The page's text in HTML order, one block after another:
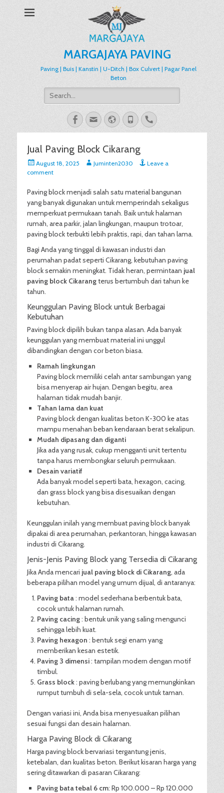
MARGAJAYA PAVING
Paving | Buis | Kanstin | U-Ditch | Box Culvert | Pagar Panel
Beton
Search
for:
Facebook
EmailWebsite
PhoneHandset
Jual Paving Block Cikarang
Posted
on
August 18, 2025 AuthorJuminten2030
Leave a
comment
Paving block menjadi salah satu material bangunan
yang banyak digunakan untuk memperindah sekaligus
memperkuat permukaan tanah. Baik untuk halaman
rumah, area parkir, jalan lingkungan, maupun trotoar,
paving block terbukti lebih praktis, rapi, dan tahan lama.
Bagi Anda yang tinggal di kawasan industri dan
perumahan padat seperti Cikarang, kebutuhan paving
block semakin meningkat. Tidak heran, permintaan jual
paving block Cikarangterus bertumbuh dari tahun ke
tahun.
Keunggulan Paving Block untuk Berbagai
Kebutuhan
Paving block dipilih bukan tanpa alasan. Ada banyak
keunggulan yang membuat material ini unggul
dibandingkan dengan cor beton biasa.
Ramah lingkungan
Paving block memiliki celah antar sambungan yang
bisa menyerap air hujan. Dengan begitu, area
halaman tidak mudah banjir.
Tahan lama dan kuat
Paving block dengan kualitas beton K-300 ke atas
mampu menahan beban kendaraan berat sekalipun.
Mudah dipasang dan diganti
Jika ada yang rusak, cukup mengganti unit tertentu
tanpa harus membongkar seluruh permukaan.
Desain variatif
Ada banyak model seperti bata, hexagon, cacing,
dan grass block yang bisa disesuaikan dengan
kebutuhan.
Keunggulan inilah yang membuat paving block banyak
dipakai di area perumahan, perkantoran, hingga kawasan
industri di Cikarang.
Jenis-Jenis Paving Block yang Tersedia di Cikarang
Jika Anda mencari jual paving block di Cikarang, ada
beberapa pilihan model yang umum dijual, di antaranya:
Paving bata: model sederhana berbentuk bata,
cocok untuk halaman rumah.
Paving cacing: bentuk unik yang saling mengunci
sehingga lebih kuat.
Paving hexagon : bentuk segi enam yang
memberikan kesan estetik.
Paving 3 dimensi: tampilan modern dengan motif
timbul.
Grass block: paving berlubang yang memungkinkan
rumput tumbuh di sela-sela, cocok untuk taman.
Dengan variasi ini, Anda bisa menyesuaikan pilihan
sesuai fungsi dan desain halaman.
Harga Paving Block di Cikarang
Harga paving block bervariasi tergantung jenis,
ketebalan, dan kualitas beton. Berikut kisaran harga yang
sering ditawarkan di pasaran Cikarang:
Paving bata tebal 6 cm: Rp 100.000 – Rp 120.000